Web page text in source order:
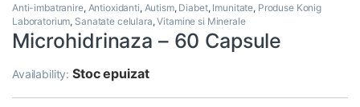
Anti-imbatranire, Antioxidanti, Autism, Diabet, Imunitate, Produse Konig
Laboratorium, Sanatate celulara,Vitamine si Minerale
Microhidrinaza – 60 Capsule
Availability:Stoc epuizat